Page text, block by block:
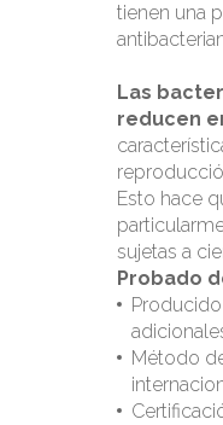
tienen una
Las
reducen
Esto hace
sujetas a
Probado
Método